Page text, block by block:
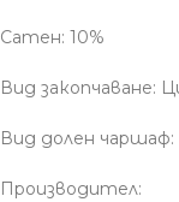
Сатен: 10%
Вид закопчаване:
Вид долен
Производител: